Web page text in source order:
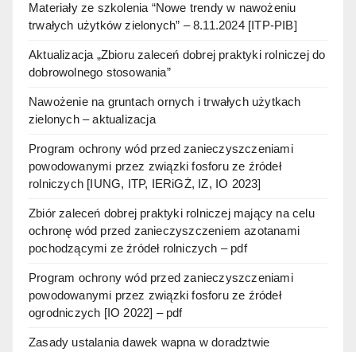
Materiały ze szkolenia “Nowe trendy w nawożeniu
trwałych użytków zielonych” – 8.11.2024 [ITP-PIB]
Aktualizacja „Zbioru zaleceń dobrej praktyki rolniczej do
dobrowolnego stosowania”
Nawożenie na gruntach ornych i trwałych użytkach
zielonych – aktualizacja
Program ochrony wód przed zanieczyszczeniami
powodowanymi przez związki fosforu ze źródeł
rolniczych [IUNG, ITP, IERiGŻ, IZ, IO 2023]
Zbiór zaleceń dobrej praktyki rolniczej mający na celu
ochronę wód przed zanieczyszczeniem azotanami
pochodzącymi ze źródeł rolniczych – pdf
Program ochrony wód przed zanieczyszczeniami
powodowanymi przez związki fosforu ze źródeł
ogrodniczych [IO 2022] – pdf
Zasady ustalania dawek wapna w doradztwie